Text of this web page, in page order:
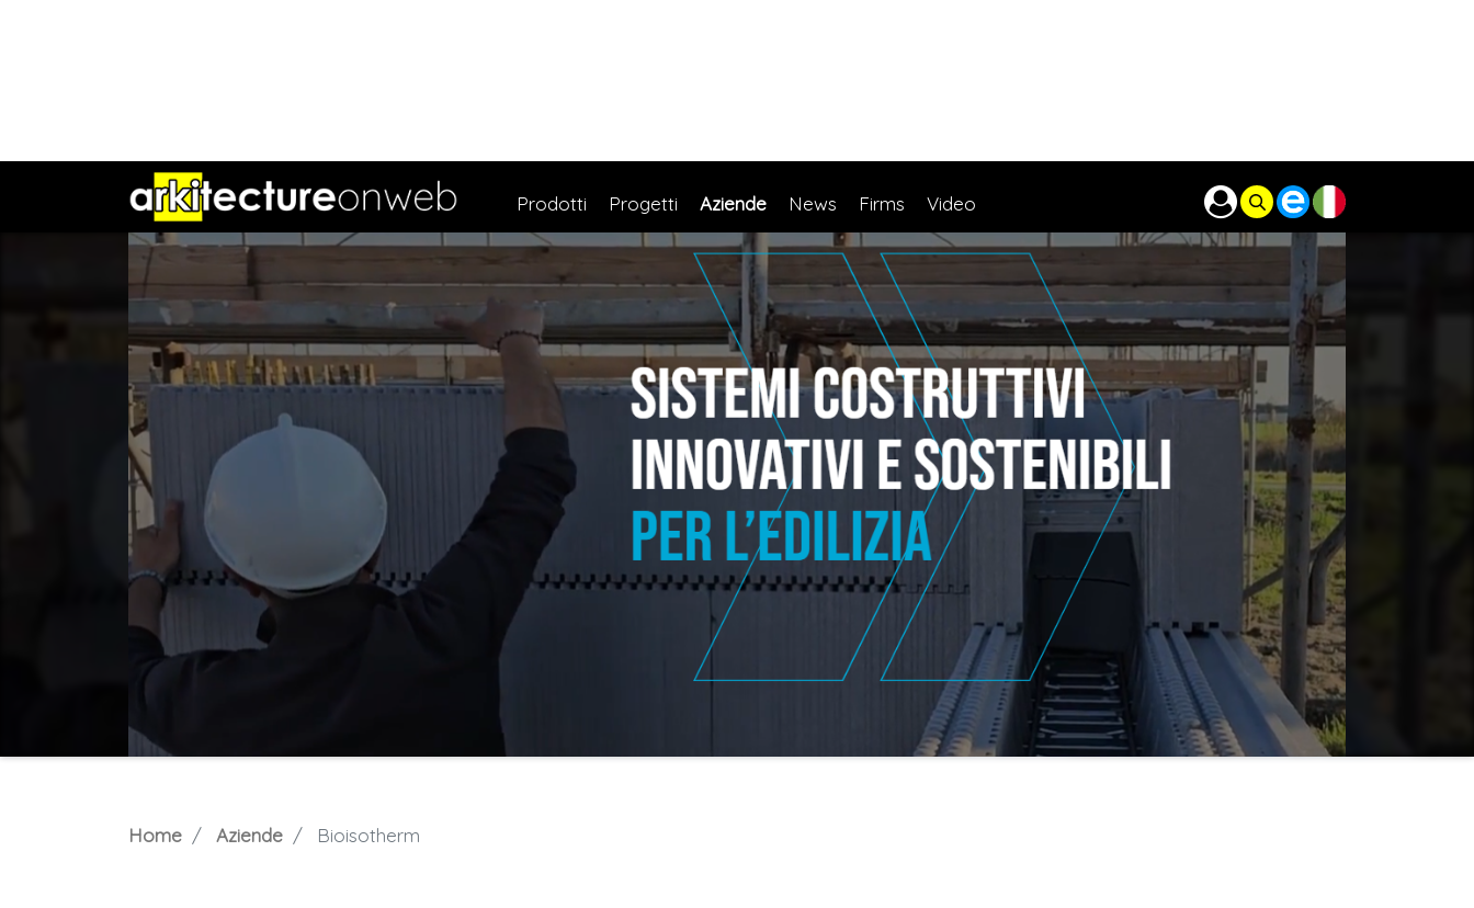
Prodotti Progetti Aziende News Firms Video
Home Aziende Bioisotherm